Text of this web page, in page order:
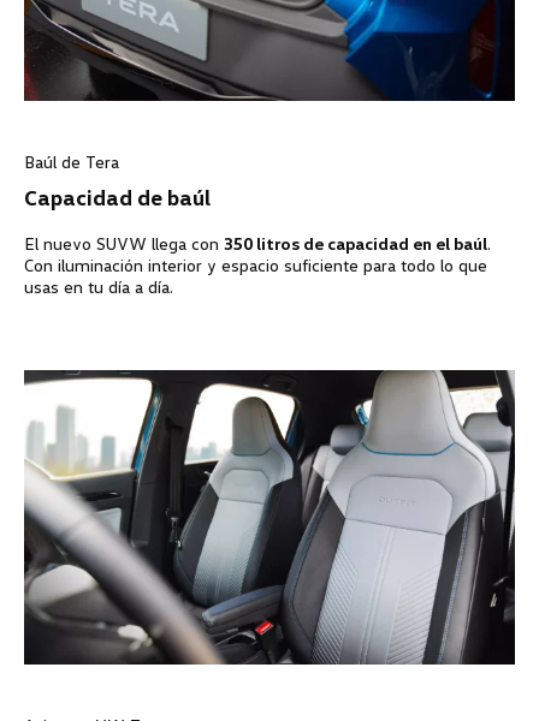
Baúl de Tera
Capacidad de baúl
El nuevo SUVW llega con 350 litros de capacidad en el baúl.
Con iluminación interior y espacio suficiente para todo lo que
usas en tu día a día.